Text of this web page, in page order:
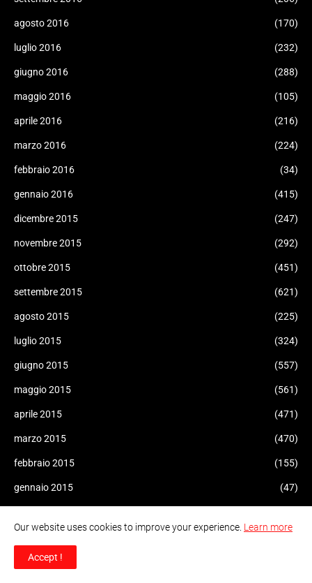
agosto 2016 (170)
luglio 2016 (232)
giugno 2016 (288)
maggio 2016 (105)
aprile 2016 (216)
marzo 2016 (224)
febbraio 2016 (34)
gennaio 2016 (415)
dicembre 2015 (247)
novembre 2015 (292)
ottobre 2015 (451)
settembre 2015 (621)
agosto 2015 (225)
luglio 2015 (324)
giugno 2015 (557)
maggio 2015 (561)
aprile 2015 (471)
marzo 2015 (470)
febbraio 2015 (155)
gennaio 2015 (47)
ottobre 2014
Our website uses cookies to improve your experience. Learn more
Accept !